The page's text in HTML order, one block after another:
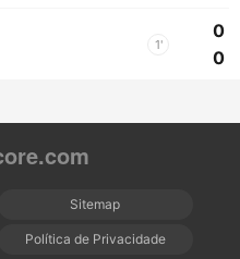
1'
0
0
Sitemap
Política de Privacidade